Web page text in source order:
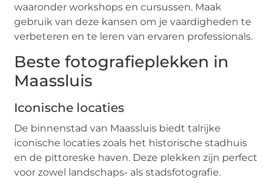
waaronder workshops en cursussen. Maak
gebruik van deze kansen om je vaardigheden te
verbeteren en te leren van ervaren professionals.
Beste fotografieplekken in
Maassluis
Iconische locaties
De binnenstad van Maassluis biedt talrijke
iconische locaties zoals het historische stadhuis
en de pittoreske haven. Deze plekken zijn perfect
voor zowel landschaps- als stadsfotografie.